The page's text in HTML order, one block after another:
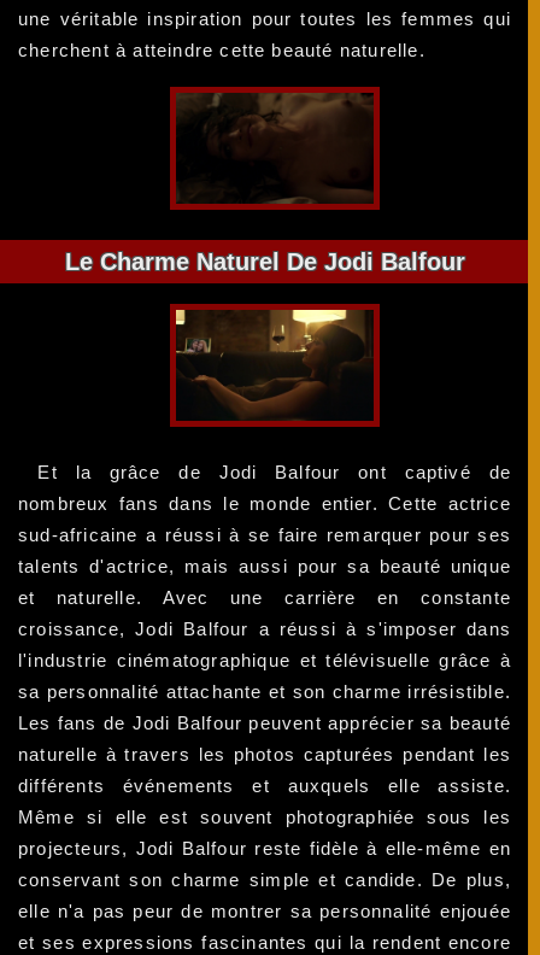
une véritable inspiration pour toutes les femmes qui
cherchent à atteindre cette beauté naturelle.
Le Charme Naturel De Jodi Balfour
Et la grâce de Jodi Balfour ont captivé de
nombreux fans dans le monde entier. Cette actrice
sud-africaine a réussi à se faire remarquer pour ses
talents d'actrice, mais aussi pour sa beauté unique
et naturelle. Avec une carrière en constante
croissance, Jodi Balfour a réussi à s'imposer dans
l'industrie cinématographique et télévisuelle grâce à
sa personnalité attachante et son charme irrésistible.
Les fans de Jodi Balfour peuvent apprécier sa beauté
naturelle à travers les photos capturées pendant les
différents événements et auxquels elle assiste.
Même si elle est souvent photographiée sous les
projecteurs, Jodi Balfour reste fidèle à elle-même en
conservant son charme simple et candide. De plus,
elle n'a pas peur de montrer sa personnalité enjouée
et ses expressions fascinantes qui la rendent encore